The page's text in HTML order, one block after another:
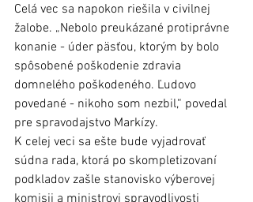
Celá vec sa napokon riešila v civilnej
žalobe. „Nebolo preukázané protiprávne
konanie - úder päsťou, ktorým by bolo
spôsobené poškodenie zdravia
domnelého poškodeného. Ľudovo
povedané - nikoho som nezbil,“ povedal
pre spravodajstvo Markízy.
K celej veci sa ešte bude vyjadrovať
súdna rada, ktorá po skompletizovaní
podkladov zašle stanovisko výberovej
komisii a ministrovi spravodlivosti